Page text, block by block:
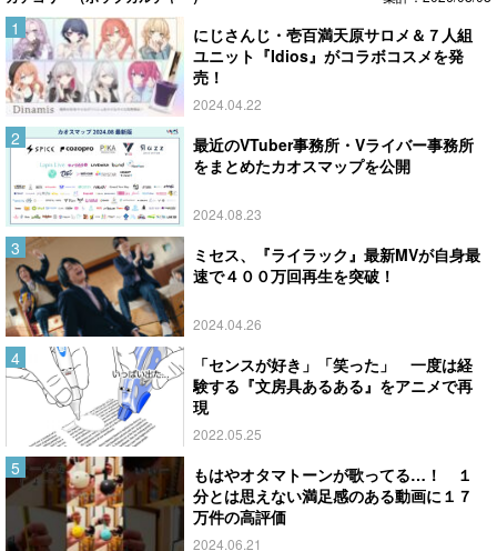
にじさんじ・壱百満天原サロメ＆７人組
ユニット『Idios』がコラボコスメを発
売！
2024.04.22
最近のVTuber事務所・Vライバー事務所
をまとめたカオスマップを公開
2024.08.23
ミセス、『ライラック』最新MVが自身最
速で４００万回再生を突破！
2024.04.26
「センスが好き」「笑った」 一度は経
験する『文房具あるある』をアニメで再
現
2022.05.25
もはやオタマトーンが歌ってる…！ １
分とは思えない満足感のある動画に１７
万件の高評価
2024.06.21